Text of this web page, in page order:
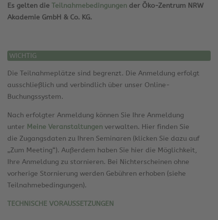
Es gelten die Teilnahmebedingungen der Öko-Zentrum NRW
Akademie GmbH & Co. KG.
WICHTIG
Die Teilnahmeplätze sind begrenzt. Die Anmeldung erfolgt
ausschließlich und verbindlich über unser Online-
Buchungssystem.
Nach erfolgter Anmeldung können Sie Ihre Anmeldung
unter Meine Veranstaltungen verwalten. Hier finden Sie
die Zugangsdaten zu Ihren Seminaren (klicken Sie dazu auf
„Zum Meeting“). Außerdem haben Sie hier die Möglichkeit,
Ihre Anmeldung zu stornieren. Bei Nichterscheinen ohne
vorherige Stornierung werden Gebühren erhoben (siehe
Teilnahmebedingungen).
TECHNISCHE VORAUSSETZUNGEN